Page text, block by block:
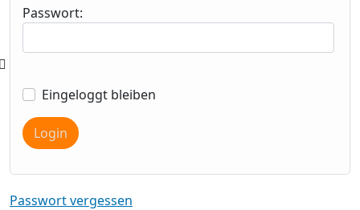
Passwort:
Eingeloggt bleiben
Login
Passwort vergessen